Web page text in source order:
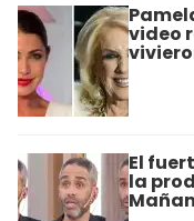
video
El
la